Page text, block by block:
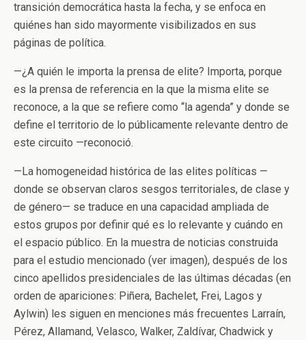
transición democrática hasta la fecha, y se enfoca en
quiénes han sido mayormente visibilizados en sus
páginas de política.
—¿A quién le importa la prensa de elite? Importa, porque
es la prensa de referencia en la que la misma elite se
reconoce, a la que se refiere como “la agenda” y donde se
define el territorio de lo públicamente relevante dentro de
este circuito —reconoció.
—La homogeneidad histórica de las elites políticas —
donde se observan claros sesgos territoriales, de clase y
de género— se traduce en una capacidad ampliada de
estos grupos por definir qué es lo relevante y cuándo en
el espacio público. En la muestra de noticias construida
para el estudio mencionado (ver imagen), después de los
cinco apellidos presidenciales de las últimas décadas (en
orden de apariciones: Piñera, Bachelet, Frei, Lagos y
Aylwin) les siguen en menciones más frecuentes Larraín,
Pérez, Allamand, Velasco, Walker, Zaldívar, Chadwick y